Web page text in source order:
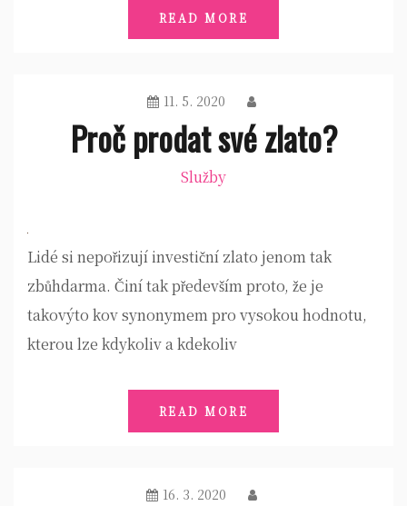
READ MORE
11. 5. 2020
Proč prodat své zlato?
Služby
Lidé si nepořizují investiční zlato jenom tak
zbůhdarma. Činí tak především proto, že je
takovýto kov synonymem pro vysokou hodnotu,
kterou lze kdykoliv a kdekoliv
READ MORE
16. 3. 2020